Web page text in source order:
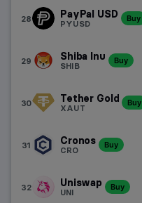
28 PayPal USD
PYUSD
Buy
29 Shiba Inu
SHIB
Buy
30 Tether Gold
XAUT
Buy
31 Cronos
CRO
Buy
32 Uniswap
UNI
Buy